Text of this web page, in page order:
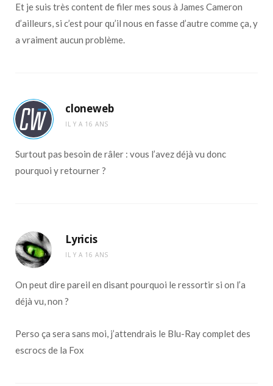
Et je suis très content de filer mes sous à James Cameron
d’ailleurs, si c’est pour qu’il nous en fasse d’autre comme ça, y
a vraiment aucun problème.
cloneweb
IL Y A 16 ANS
Surtout pas besoin de râler : vous l’avez déjà vu donc
pourquoi y retourner ?
Lyricis
IL Y A 16 ANS
On peut dire pareil en disant pourquoi le ressortir si on l’a
déjà vu, non ?
Perso ça sera sans moi, j’attendrais le Blu-Ray complet des
escrocs de la Fox